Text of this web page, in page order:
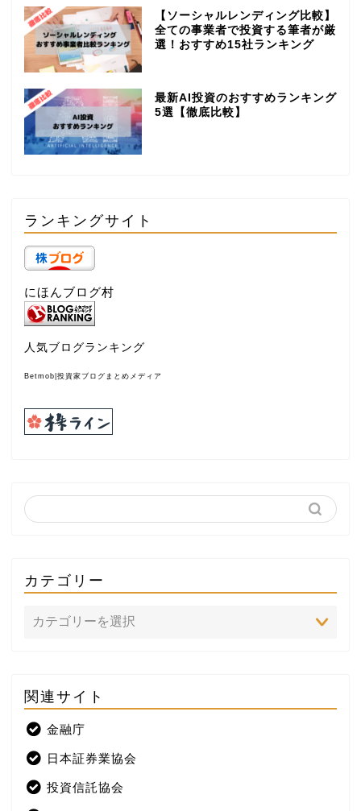
【ソーシャルレンディング比較】
全ての事業者で投資する筆者が厳
選！おすすめ15社ランキング
最新AI投資のおすすめランキング
5選【徹底比較】
ランキングサイト
にほんブログ村
人気ブログランキング
Betmob|投資家ブログまとめメディア
カテゴリー
関連サイト
金融庁
日本証券業協会
投資信託協会